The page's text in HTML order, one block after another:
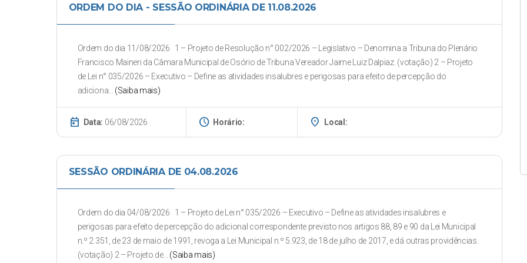
ORDEM DO DIA - SESSÃO ORDINÁRIA DE 11.08.2026
Ordem do dia 11/08/2026 1 – Projeto de Resolução n° 002/2026 – Legislativo – Denomina a Tribuna do Plenário
Francisco Maineri da Câmara Municipal de Osório de Tribuna Vereador Jaime Luiz Dalpiaz. (votação) 2 – Projeto
de Lei n° 035/2026 – Executivo – Define as atividades insalubres e perigosas para efeito de percepção do
adiciona... (Saiba mais)
today Data: 06/08/2026 schedule Horário: place Local:
SESSÃO ORDINÁRIA DE 04.08.2026
Ordem do dia 04/08/2026 1 – Projeto de Lei n° 035/2026 – Executivo – Define as atividades insalubres e
perigosas para efeito de percepção do adicional correspondente previsto nos artigos 88, 89 e 90 da Lei Municipal
n.º 2.351, de 23 de maio de 1991, revoga a Lei Municipal n.º 5.923, de 18 de julho de 2017, e dá outras providências.
(votação) 2 – Projeto de... (Saiba mais)